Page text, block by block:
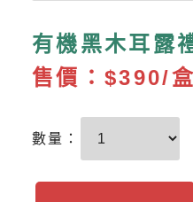
有機黑木耳露
售價： $390/盒
數量：